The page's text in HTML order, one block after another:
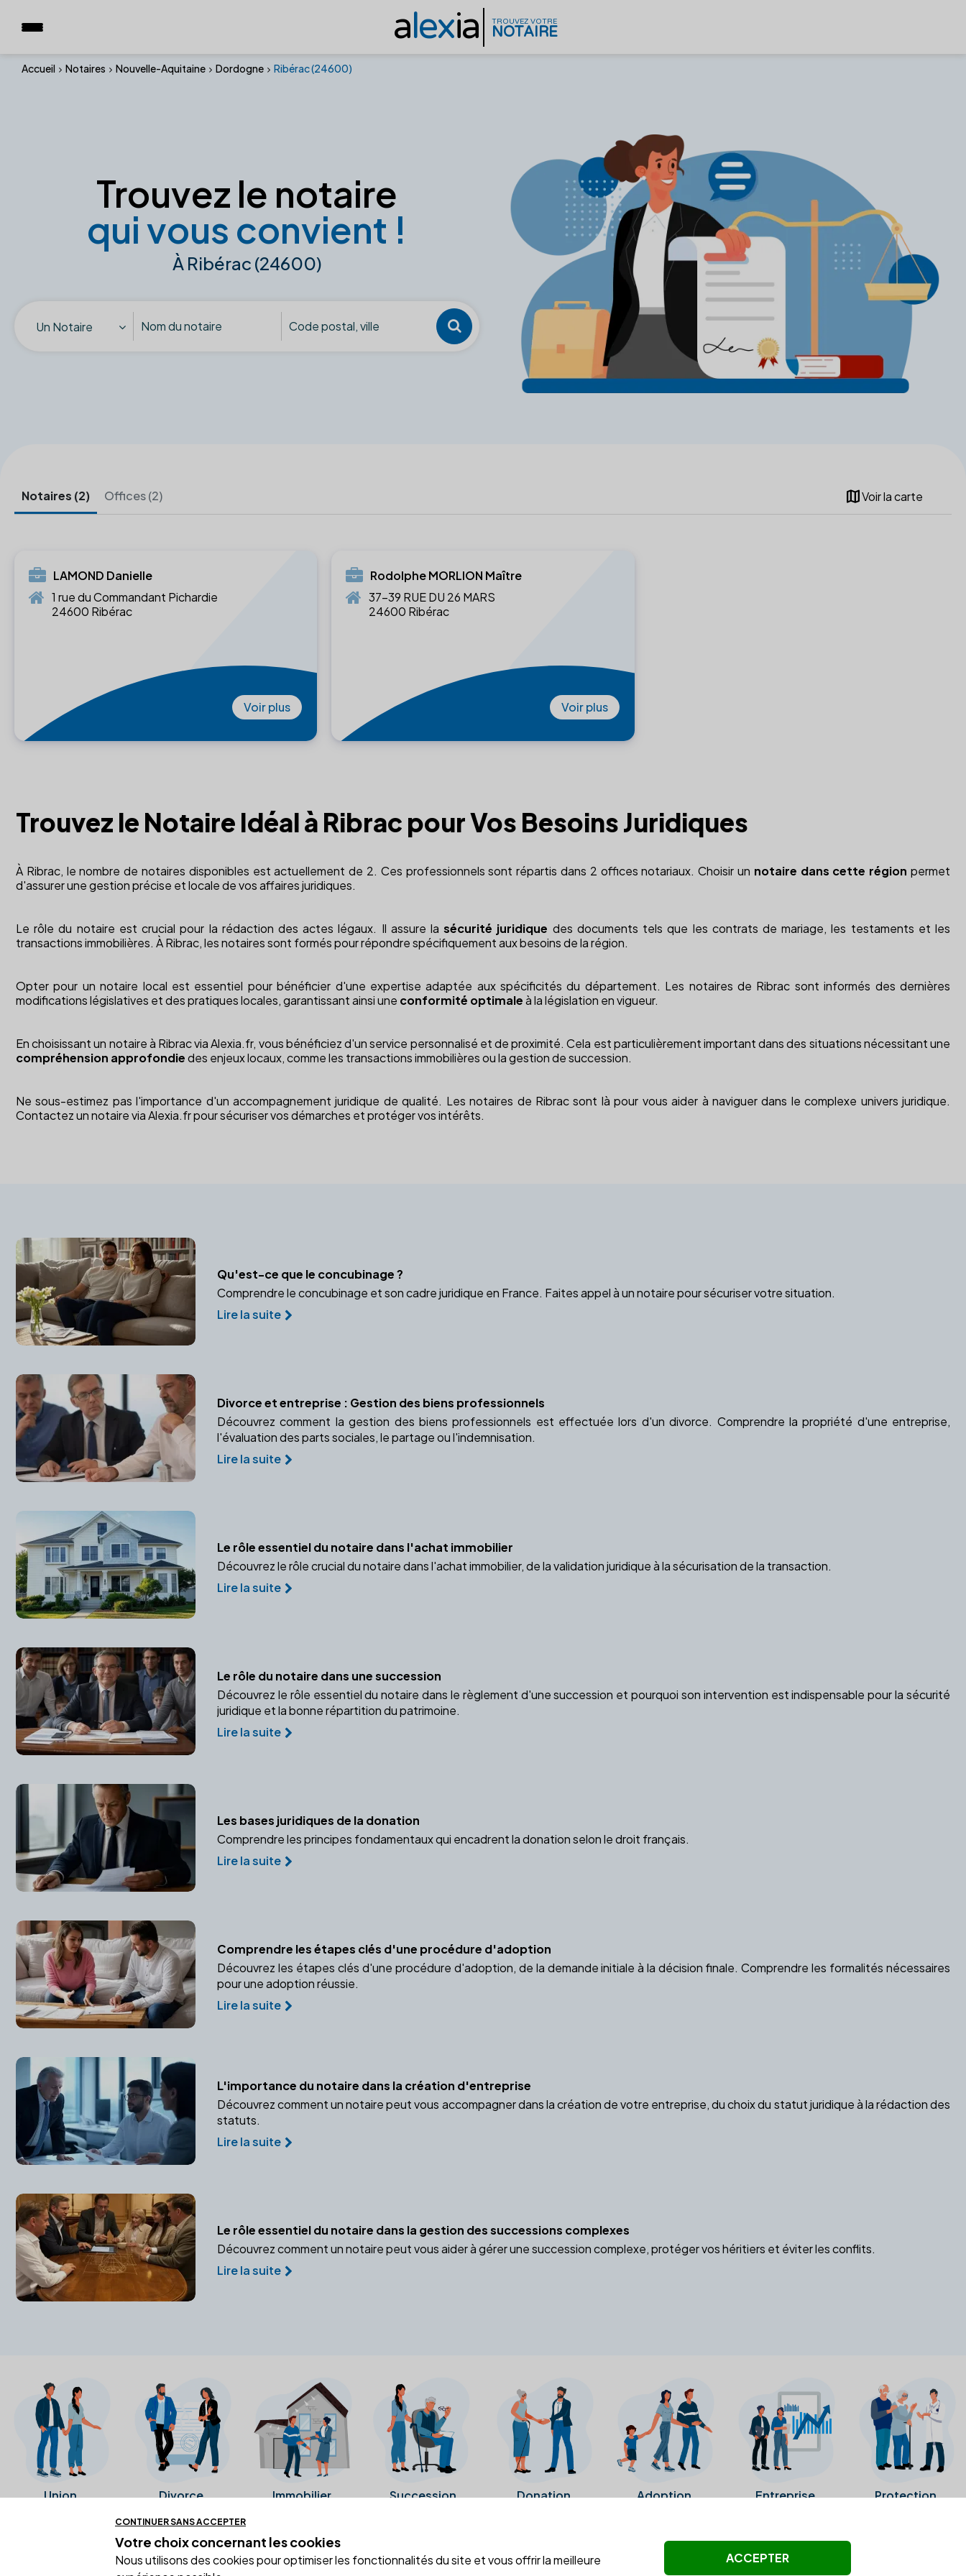
alexia TROUVEZ VOTRE
NOTAIRE
Accueil Notaires Nouvelle-Aquitaine Dordogne Ribérac (24600)
Trouvez le notaire
qui vous convient !
À Ribérac (24600)
Un Notaire
mapVoir la carte
Notaires (2) Offices (2)
LAMOND Danielle
1 rue du Commandant Pichardie
24600 Ribérac
Voir plus
Rodolphe MORLION Maître
37-39 RUE DU 26 MARS
24600 Ribérac
Voir plus
Trouvez le Notaire Idéal à Ribrac pour Vos Besoins Juridiques
À Ribrac, le nombre de notaires disponibles est actuellement de 2. Ces professionnels sont répartis dans 2 offices notariaux. Choisir un notaire dans cette région permet
d'assurer une gestion précise et locale de vos affaires juridiques.
Le rôle du notaire est crucial pour la rédaction des actes légaux. Il assure lasécurité juridique des documents tels que les contrats de mariage, les testaments et les
transactions immobilières. À Ribrac, les notaires sont formés pour répondre spécifiquement aux besoins de la région.
Opter pour un notaire local est essentiel pour bénéficier d'une expertise adaptée aux spécificités du département. Les notaires de Ribrac sont informés des dernières
modifications législatives et des pratiques locales, garantissant ainsi une conformité optimaleà la législation en vigueur.
En choisissant un notaire à Ribrac via Alexia.fr, vous bénéficiez d'un service personnalisé et de proximité. Cela est particulièrement important dans des situations nécessitant une
compréhension approfondiedes enjeux locaux, comme les transactions immobilières ou la gestion de succession.
Ne sous-estimez pas l'importance d'un accompagnement juridique de qualité. Les notaires de Ribrac sont là pour vous aider à naviguer dans le complexe univers juridique.
Contactez un notaire via Alexia.fr pour sécuriser vos démarches et protéger vos intérêts.
Qu'est-ce que le concubinage ?
Comprendre le concubinage et son cadre juridique en France. Faites appel à un notaire pour sécuriser votre situation.
Lire la suite
Divorce et entreprise : Gestion des biens professionnels
Découvrez comment la gestion des biens professionnels est effectuée lors d'un divorce. Comprendre la propriété d'une entreprise,
l'évaluation des parts sociales, le partage ou l'indemnisation.
Lire la suite
Le rôle essentiel du notaire dans l'achat immobilier
Découvrez le rôle crucial du notaire dans l'achat immobilier, de la validation juridique à la sécurisation de la transaction.
Lire la suite
Le rôle du notaire dans une succession
Découvrez le rôle essentiel du notaire dans le règlement d'une succession et pourquoi son intervention est indispensable pour la sécurité
juridique et la bonne répartition du patrimoine.
Lire la suite
Les bases juridiques de la donation
Comprendre les principes fondamentaux qui encadrent la donation selon le droit français.
Lire la suite
Comprendre les étapes clés d'une procédure d'adoption
Découvrez les étapes clés d'une procédure d'adoption, de la demande initiale à la décision finale. Comprendre les formalités nécessaires
pour une adoption réussie.
Lire la suite
L'importance du notaire dans la création d'entreprise
Découvrez comment un notaire peut vous accompagner dans la création de votre entreprise, du choix du statut juridique à la rédaction des
statuts.
Lire la suite
Le rôle essentiel du notaire dans la gestion des successions complexes
Découvrez comment un notaire peut vous aider à gérer une succession complexe, protéger vos héritiers et éviter les conflits.
Lire la suite
Union Divorce Immobilier Succession Donation Adoption Entreprise Protection
Ces avis proviennent directement de la fiche Google Business de l'office notarial. Ils n'ont ni été collectés ni été vérifiés par Alexia.fr.
CONTINUER SANS ACCEPTER
Votre choix concernant les cookies
Nous utilisons des cookies pour optimiser les fonctionnalités du site et vous offrir la meilleure
ACCEPTER